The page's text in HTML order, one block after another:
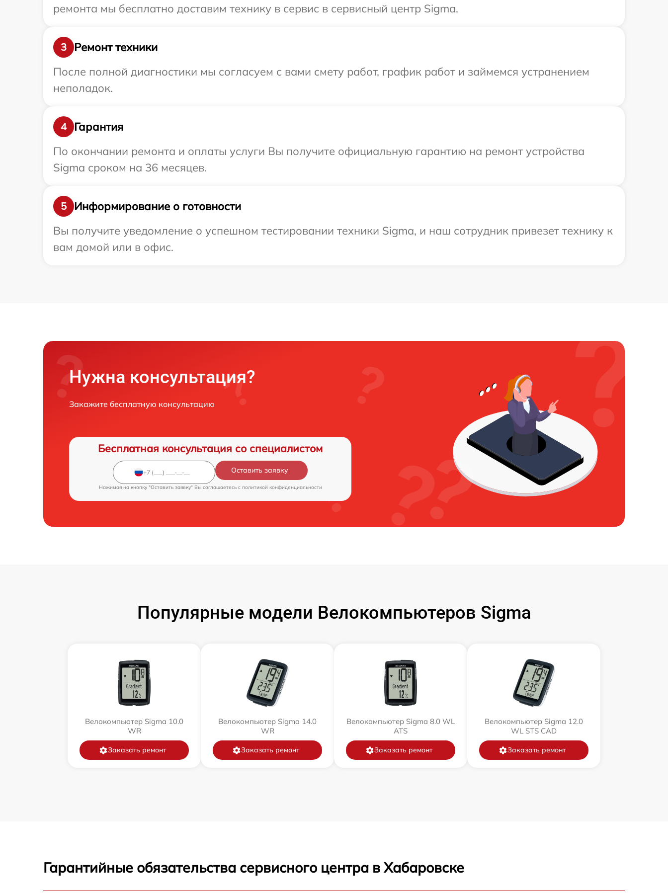
ремонта мы бесплатно доставим технику в сервис в сервисный центр Sigma.
3
Ремонт техники
После полной диагностики мы согласуем с вами смету работ, график работ и займемся устранением
неполадок.
4
Гарантия
По окончании ремонта и оплаты услуги Вы получите официальную гарантию на ремонт устройства
Sigma сроком на 36 месяцев.
5
Информирование о готовности
Вы получите уведомление о успешном тестировании техники Sigma, и наш сотрудник привезет технику к
вам домой или в офис.
Нужна консультация?
Закажите бесплатную консультацию
Бесплатная консультация со специалистом
Оставить заявку
Нажимая на кнопку "Оставить заявку" Вы соглашаетесь c политикой конфиденциальности
Популярные модели Велокомпьютеров Sigma
Велокомпьютер Sigma 10.0
WR
Заказать ремонт
Велокомпьютер Sigma 14.0
WR
Заказать ремонт
Велокомпьютер Sigma 8.0 WL
ATS
Заказать ремонт
Велокомпьютер Sigma 12.0
WL STS CAD
Заказать ремонт
Гарантийные обязательства сервисного центра в Хабаровске